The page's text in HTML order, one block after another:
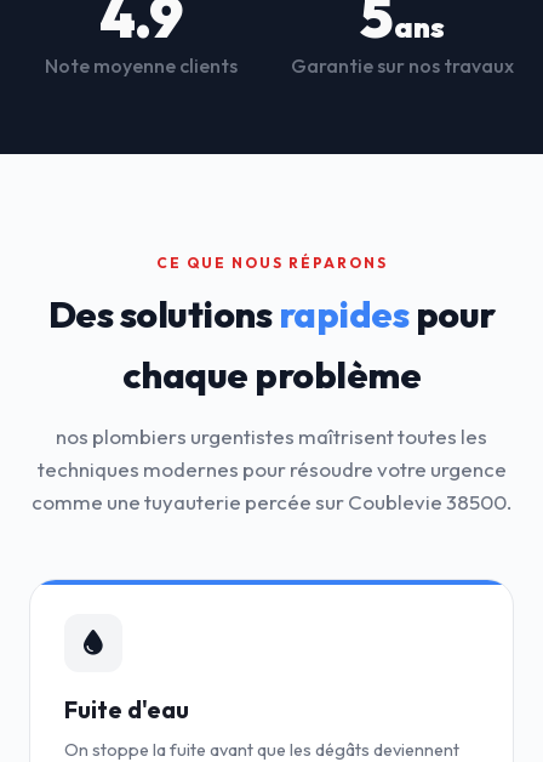
4.9
Note moyenne clients
5ans
Garantie sur nos travaux
CE QUE NOUS RÉPARONS
Des solutionsrapidespour
chaque problème
nos plombiers urgentistes maîtrisent toutes les
techniques modernes pour résoudre votre urgence
comme une tuyauterie percée sur Coublevie 38500.
Fuite d'eau
On stoppe la fuite avant que les dégâts deviennent